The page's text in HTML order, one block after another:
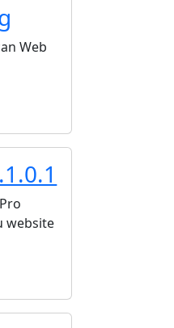
Web
website